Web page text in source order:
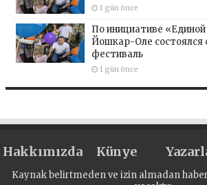
1 gün önce
По инициативе «Единой
Йошкар-Оле состоялся
фестиваль
1 gün önce
Hakkımızda Künye
Kaynak belirtmeden ve izin almadan